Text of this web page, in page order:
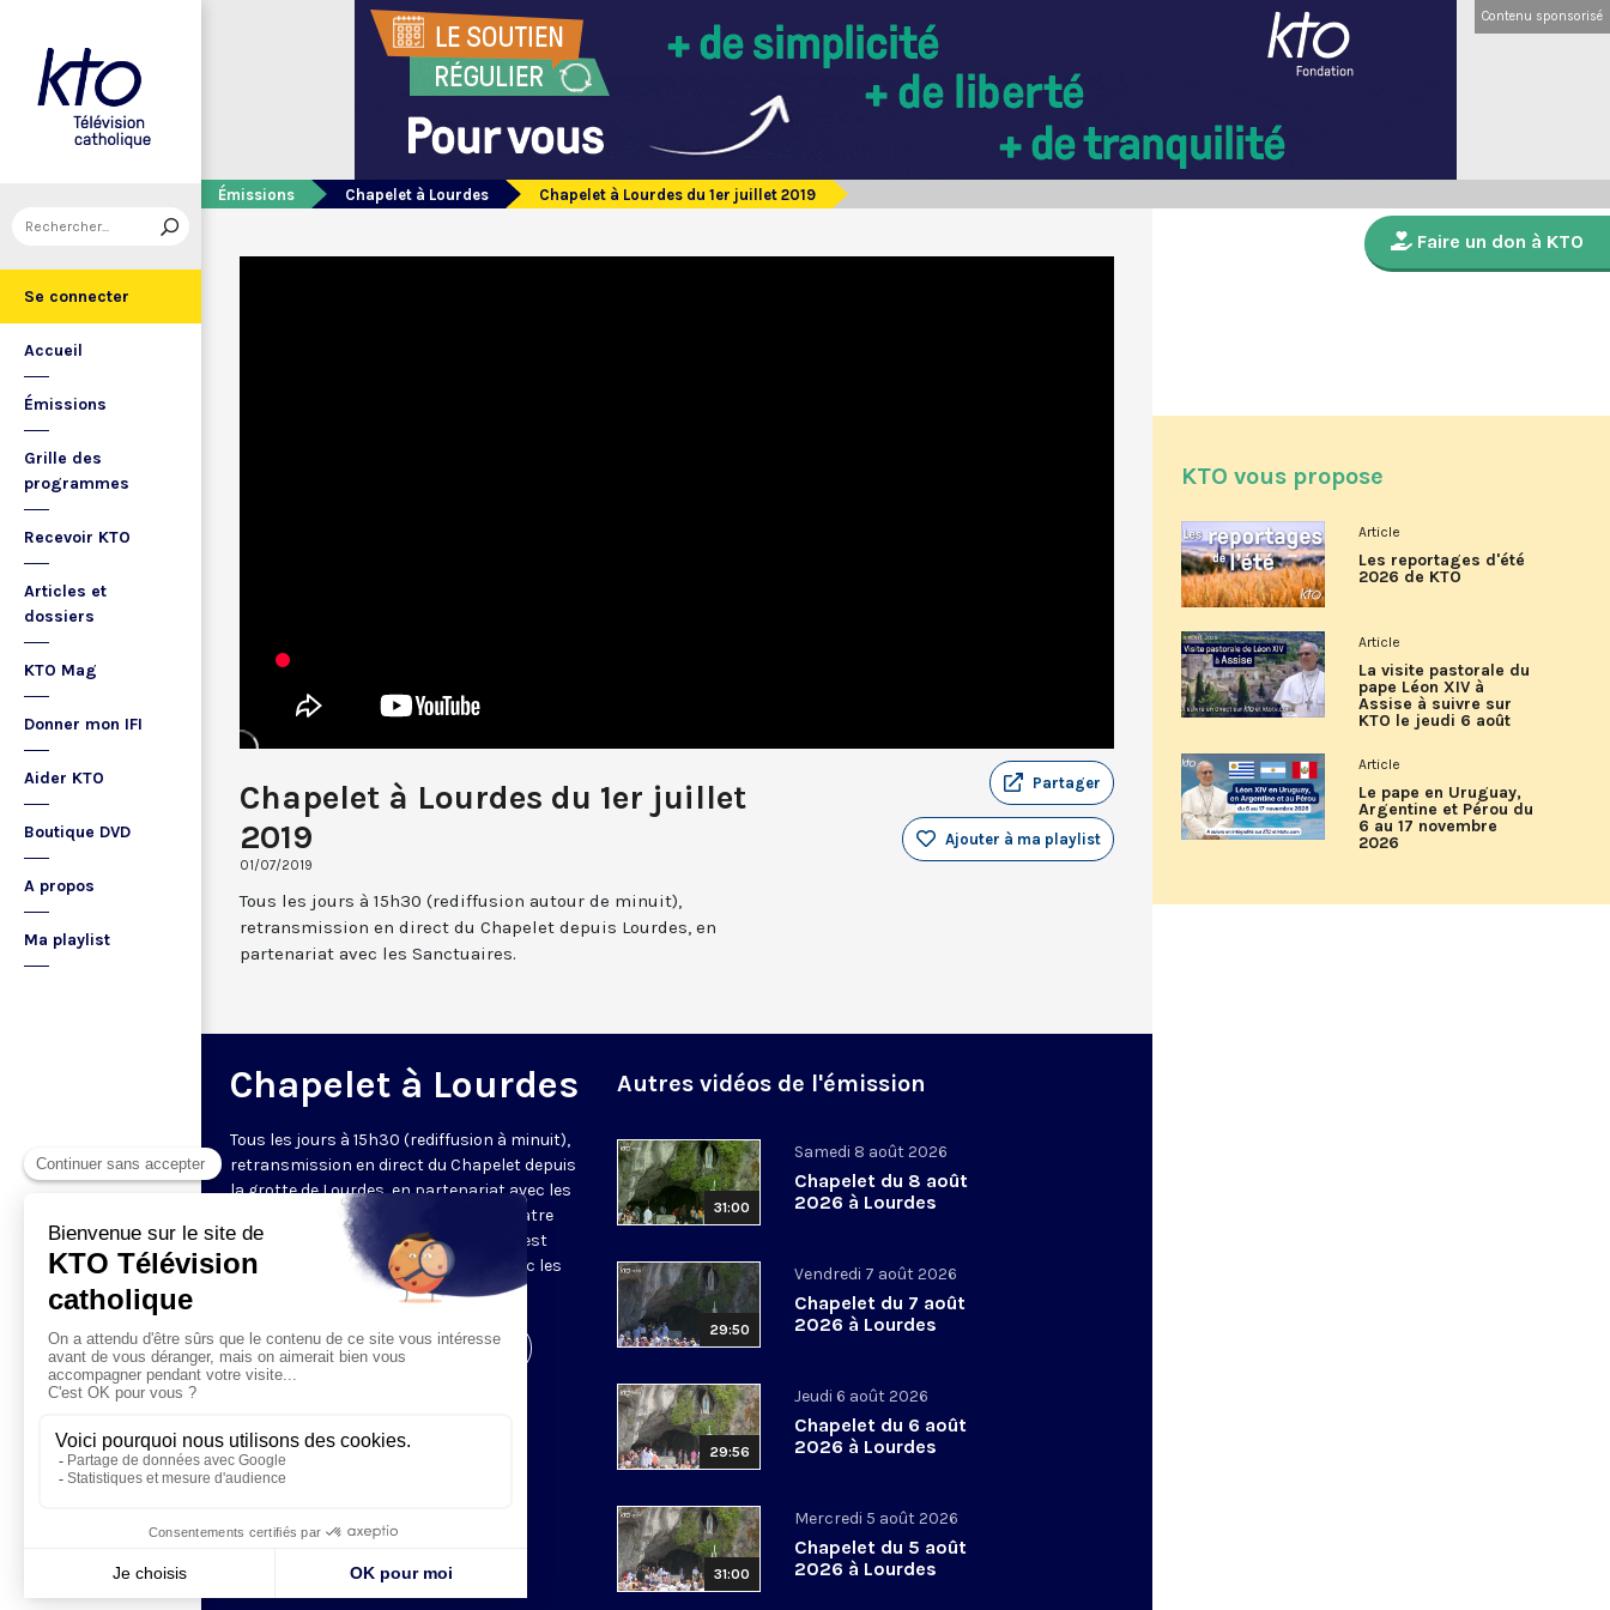
Se connecter
Accueil
Émissions
Grille des
programmes
Recevoir KTO
Articles et
dossiers
KTO Mag
Donner mon IFI
Aider KTO
Boutique DVD
A propos
Ma playlist
Contenu sponsorisé
Émissions Chapelet à Lourdes Chapelet à Lourdes du 1er juillet 2019
Chapelet à Lourdes du 1er juillet
2019
01/07/2019
Partager
Ajouter à ma playlist
Tous les jours à 15h30 (rediffusion autour de minuit),
retransmission en direct du Chapelet depuis Lourdes, en
partenariat avec les Sanctuaires.
Chapelet à Lourdes
Tous les jours à 15h30 (rediffusion à minuit),
retransmission en direct du Chapelet depuis
la grotte de Lourdes, en partenariat avec les
Sanctuaires. Chaque jour, l'une des quatre
méditations des mystères du Rosaire est
proposée en communion de prière avec les
Visiter la page de l'émission
Autres vidéos de l'émission
31:00
Samedi 8 août 2026
Chapelet du 8 août
2026 à Lourdes
29:50
Vendredi 7 août 2026
Chapelet du 7 août
2026 à Lourdes
29:56
Jeudi 6 août 2026
Chapelet du 6 août
2026 à Lourdes
31:00
Mercredi 5 août 2026
Chapelet du 5 août
2026 à Lourdes
Faire un don à KTO
KTO vous propose
Article
Les reportages d'été
2026 de KTO
Article
La visite pastorale du
pape Léon XIV à
Assise à suivre sur
KTO le jeudi 6 août
Article
Le pape en Uruguay,
Argentine et Pérou du
6 au 17 novembre
2026